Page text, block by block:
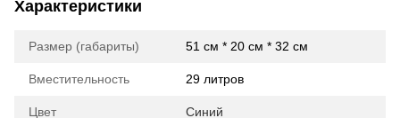
Характеристики
Размер (габариты) 51 см * 20 см * 32 см
Вместительность 29 литров
Цвет Синий